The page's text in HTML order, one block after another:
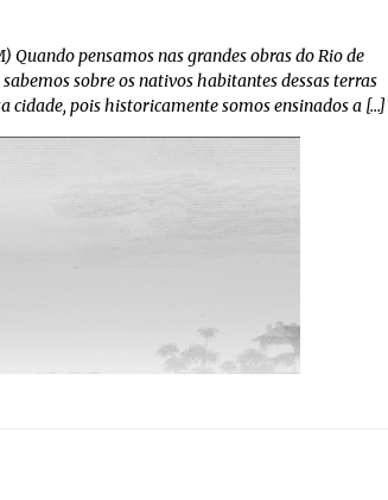
pensamos nas grandes obras do Rio de
sobre os nativos habitantes dessas terras
cidade, pois historicamente somos ensinados a […]